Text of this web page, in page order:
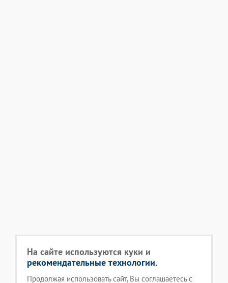
На сайте используются куки и
рекомендательные технологии.
Продолжая использовать сайт, Вы соглашаетесь с